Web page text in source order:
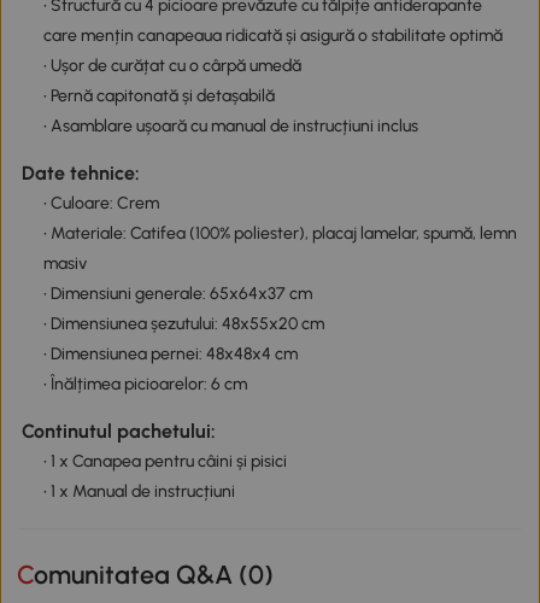
• Structură cu 4 picioare prevăzute cu tălpițe antiderapante
care mențin canapeaua ridicată și asigură o stabilitate optimă
• Ușor de curățat cu o cârpă umedă
• Pernă capitonată și detașabilă
• Asamblare ușoară cu manual de instrucțiuni inclus
Date tehnice:
• Culoare: Crem
• Materiale: Catifea (100% poliester), placaj lamelar, spumă, lemn
masiv
• Dimensiuni generale: 65x64x37 cm
• Dimensiunea șezutului: 48x55x20 cm
• Dimensiunea pernei: 48x48x4 cm
• Înălțimea picioarelor: 6 cm
Continutul pachetului:
• 1 x Canapea pentru câini și pisici
• 1 x Manual de instrucțiuni
Comunitatea Q&A (0)